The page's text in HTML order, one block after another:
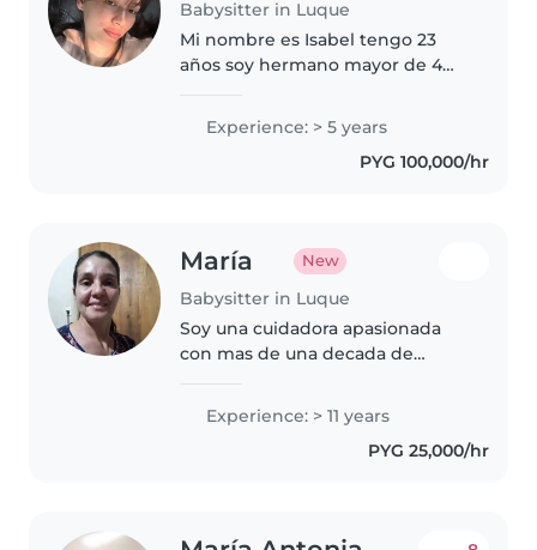
Babysitter in Luque
Mi nombre es Isabel tengo 23
años soy hermano mayor de 4
experiencia cuidando niños y
también me gusta mucho
convivir con ellos soy muy
Experience: > 5 years
PYG 100,000/hr
María New
Babysitter in Luque
Soy una cuidadora apasionada
con mas de una decada de
Multilingue (mandarín, español y
guaraní), certificada en primeros
auxilios y especializada en..
Experience: > 11 years
PYG 25,000/hr